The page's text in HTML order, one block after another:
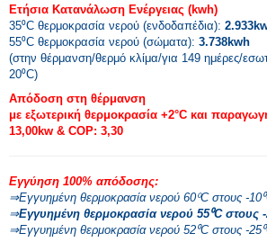
Ετήσια Κατανάλωση Ενέργειας (kwh)
35⁰C θερμοκρασία νερού (ενδοδαπέδια):
55⁰C θερμοκρασία νερού (σώματα): 3.738kwh
(στην θέρμανση/θερμό κλίμα/για 149 ημέρες/
20⁰C)
Απόδοση στη θέρμανση
με εξωτερική θερμοκρασία +2°C και
13,00kw & COP: 3,30
Εγγύηση 100% απόδοσης:
⇒Εγγυημένη θερμοκρασία νερού 60⁰C στους -
⇒Εγγυημένη θερμοκρασία νερού 55⁰C στους -
⇒Εγγυημένη θερμοκρασία νερού 52⁰C στους -